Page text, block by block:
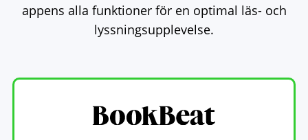
appens alla funktioner för en optimal läs- och
lyssningsupplevelse.